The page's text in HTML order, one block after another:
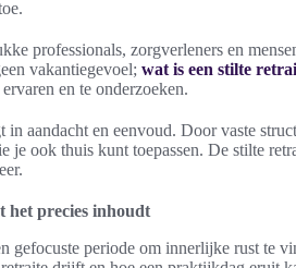
professionals, zorgverleners en
vakantiegevoel; wat is een stilte
en te onderzoeken.
aandacht en eenvoud. Door vaste
je ook thuis kunt toepassen. De stilte
het precies inhoudt
gefocuste periode om innerlijke rust te